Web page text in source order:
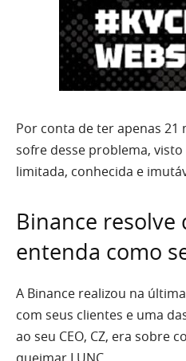
Por conta de ter apenas 21
sofre desse problema,
limitada, conhecida e
Binance resolve
entenda como
A Binance realizou na
com seus clientes e uma
ao seu CEO, CZ, era sobre